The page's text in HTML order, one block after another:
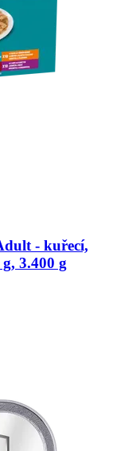
-​ kuřecí,
3.400 g